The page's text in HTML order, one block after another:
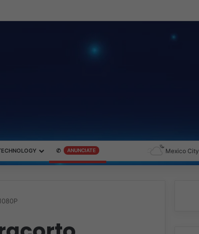
gaming con la experiencia Duo
✆ ANUNCIATE Mexico City